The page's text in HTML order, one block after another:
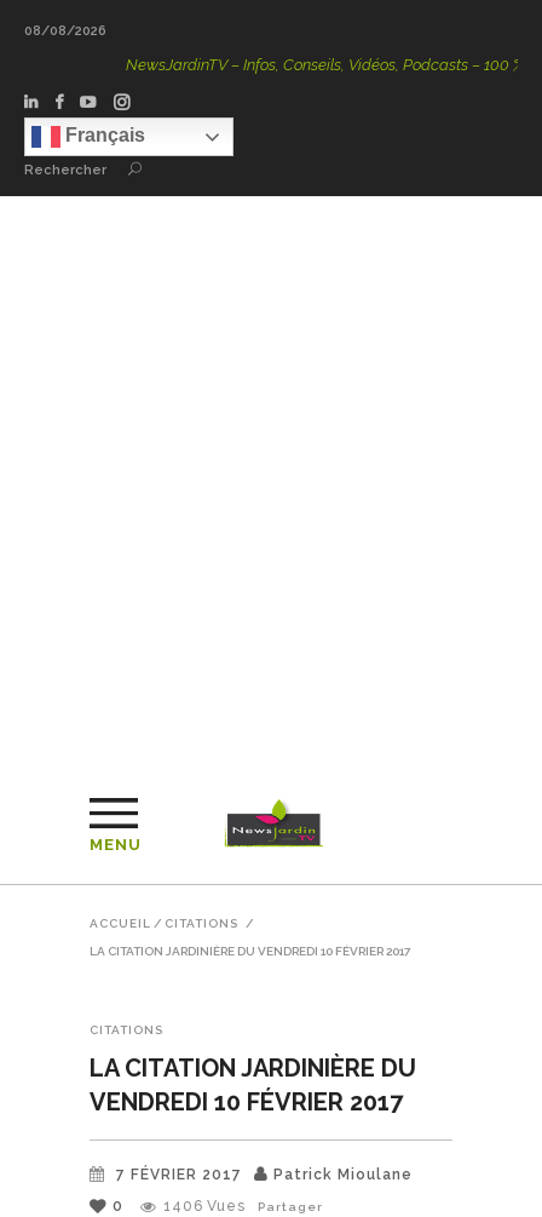
08/08/2026
NewsJardinTV – Infos, Conseils, Vidéos, Podcasts – 100 %
Français
Rechercher
MENU
ACCUEIL / CITATIONS /
LA CITATION JARDINIÈRE DU VENDREDI 10 FÉVRIER 2017
CITATIONS
LA CITATION JARDINIÈRE DU
VENDREDI 10 FÉVRIER 2017
7 FÉVRIER 2017
Patrick Mioulane
0
1406 Vues Partager